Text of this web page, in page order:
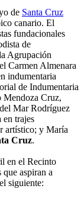
de Santa Cruz
canario. El
fundacionales
de
Agrupación
Carmen Almenara
indumentaria
de Indumentaria
Mendoza Cruz,
Mar Rodríguez
en trajes
artístico; y María
Cruz.
en el Recinto
aspiran a
siguiente: